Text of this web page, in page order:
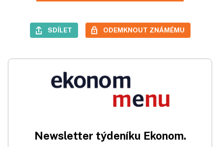
SDÍLET ODEMKNOUT ZNÁMÉMU
Newsletter týdeníku Ekonom.